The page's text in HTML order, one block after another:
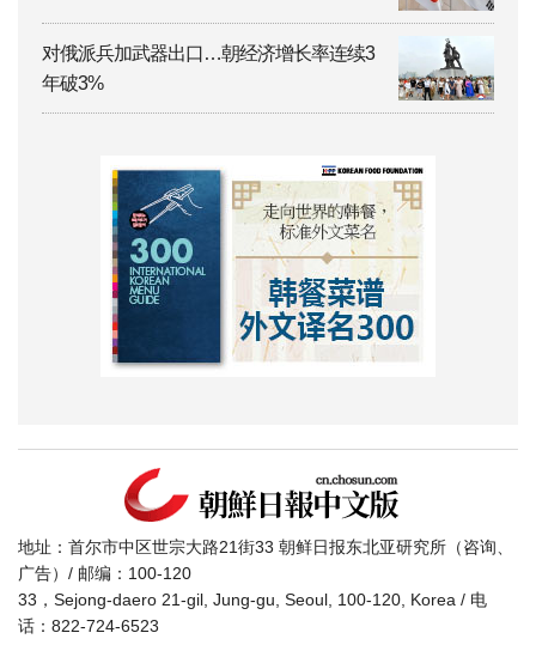
对俄派兵加武器出口…朝经济增长率连续3
年破3%
地址：首尔市中区世宗大路21街33 朝鲜日报东北亚研究所（咨询、
广告）/ 邮编：100-120
33，Sejong-daero 21-gil, Jung-gu, Seoul, 100-120, Korea / 电
话：822-724-6523